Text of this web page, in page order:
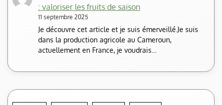
: valoriser les fruits de saison
11 septembre 2025
Je découvre cet article et je suis émerveillé.Je suis
dans la production agricole au Cameroun,
actuellement en France, je voudrais…